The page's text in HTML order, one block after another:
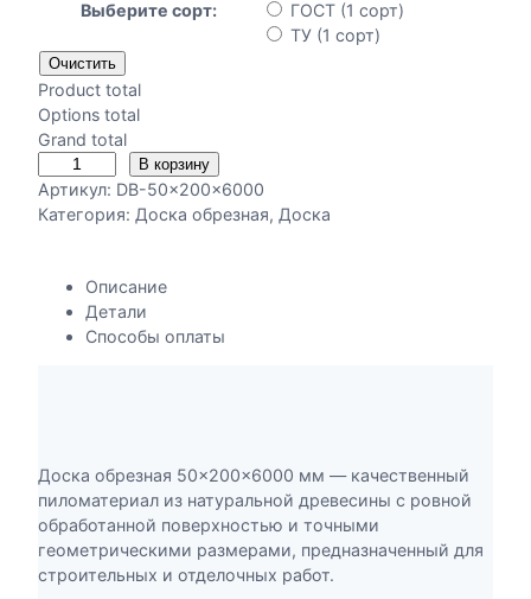
е
н
₽
–
1
6
5
Выберите сорт:
ГОСТ (1 сорт)
ТУ (1 сорт)
Очистить
Product total
Options total
Grand total
о
л
а
р
а
Д
о
В корзину
Артикул: DB-50x200x6000
Категория: Доска обрезная, Доска
Описание
Детали
Способы оплаты
Доска обрезная 50×200×6000 мм — качественный
пиломатериал из натуральной древесины с ровной
обработанной поверхностью и точными
геометрическими размерами, предназначенный для
строительных и отделочных работ.